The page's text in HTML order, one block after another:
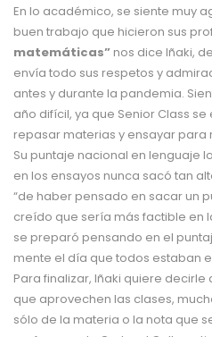
En lo académico, se siente muy
buen trabajo que hicieron sus
matemáticas” nos dice Iñaki,
envía todo sus respetos y
antes y durante la pandemia.
año difícil, ya que Senior Class
repasar materias y ensayar para
Su puntaje nacional en lenguaje
en los ensayos nunca sacó tan
“de haber pensado en sacar un
creído que sería más factible en
se preparó pensando en el
mente el día que todos estaban
Para finalizar, Iñaki quiere
que aprovechen las clases,
sólo de la materia o la nota que